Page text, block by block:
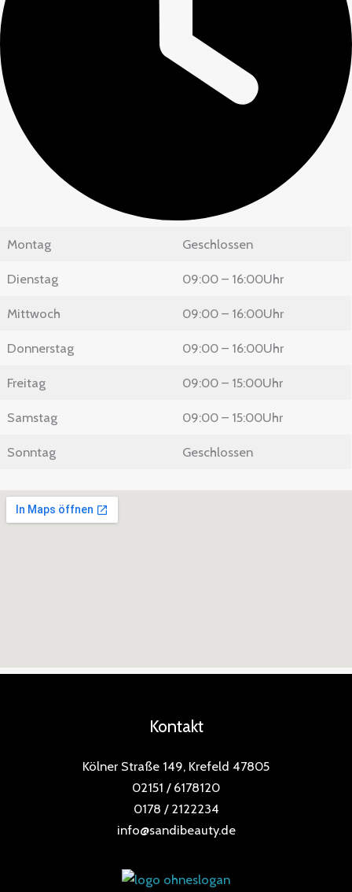
Montag Geschlossen
Dienstag 09:00 – 16:00Uhr
Mittwoch 09:00 – 16:00Uhr
Donnerstag 09:00 – 16:00Uhr
Freitag 09:00 – 15:00Uhr
Samstag 09:00 – 15:00Uhr
Sonntag Geschlossen
Kontakt
Kölner Straße 149, Krefeld 47805
02151 / 6178120
0178 / 2122234
info@sandibeauty.de